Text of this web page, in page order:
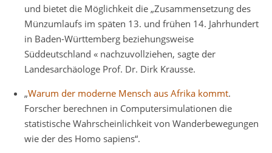
und bietet die Möglichkeit die „Zusammensetzung des
Münzumlaufs im späten 13. und frühen 14. Jahrhundert
in Baden-Württemberg beziehungsweise
Süddeutschland « nachzuvollziehen, sagte der
Landesarchäologe Prof. Dr. Dirk Krausse.
„Warum der moderne Mensch aus Afrika kommt.
Forscher berechnen in Computersimulationen die
statistische Wahrscheinlichkeit von Wanderbewegungen
wie der des Homo sapiens“.